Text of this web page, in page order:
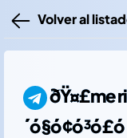
Volver al
ðŸ¤£me
´ó §ó ¢ó ³ó £ó